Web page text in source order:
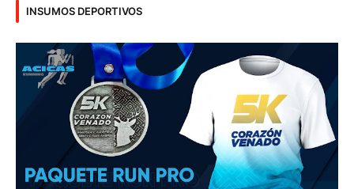
INSUMOS DEPORTIVOS